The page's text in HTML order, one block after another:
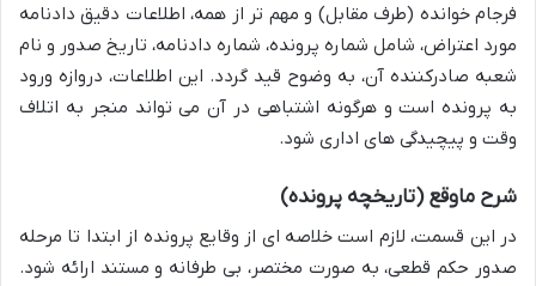
فرجام خوانده (طرف مقابل) و مهم تر از همه، اطلاعات دقیق دادنامه
مورد اعتراض، شامل شماره پرونده، شماره دادنامه، تاریخ صدور و نام
شعبه صادرکننده آن، به وضوح قید گردد. این اطلاعات، دروازه ورود
به پرونده است و هرگونه اشتباهی در آن می تواند منجر به اتلاف
وقت و پیچیدگی های اداری شود.
شرح ماوقع (تاریخچه پرونده)
در این قسمت، لازم است خلاصه ای از وقایع پرونده از ابتدا تا مرحله
صدور حکم قطعی، به صورت مختصر، بی طرفانه و مستند ارائه شود.